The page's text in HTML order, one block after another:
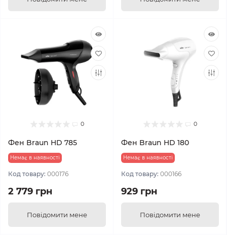
0
Фен Braun HD 785
Немає в наявності
Код товару: 000176
2 779 грн
Повідомити мене
0
Фен Braun HD 180
Немає в наявності
Код товару: 000166
929 грн
Повідомити мене